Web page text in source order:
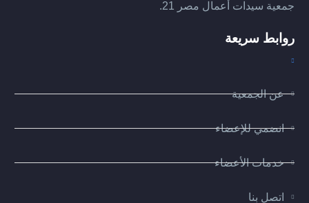
جمعية سيدات أعمال مصر 21.
روابط سريعة
عن الجمعية
انضمي للإعضاء
خدمات الأعضاء
اتصل بنا